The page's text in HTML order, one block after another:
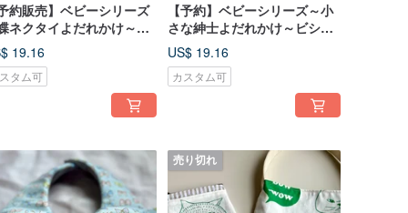
約販売】ベビーシリーズ
ネクタイよだれかけ～ビ
ン・フリーゼ
19.16
タム可
【予約】ベビーシリーズ～小
さな紳士よだれかけ～ビショ
ン・フリーゼ
US$ 19.16
カスタム可
売り切れ